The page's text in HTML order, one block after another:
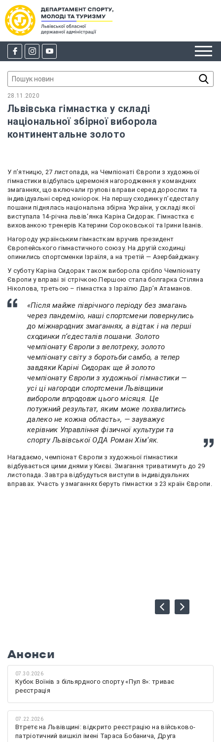
28.11.2020
Львівська гімнастка у складі
національної збірної виборола
континентальне золото
У п’ятницю, 27 листопада, на Чемпіонаті Європи з художньої
гімнастики відбулась церемонія нагородження у командних
змаганнях, що включали групові вправи серед дорослих та
індивідуальні серед юніорок. На першу сходинку п’єдесталу
пошани піднялась національна збірна України, у складі якої
виступала 14-річна львів‘янка Каріна Сидорак. Гімнастка є
вихованкою тренерів Катерини Сороковської та Ірини Іванів.
Нагороду українським гімнасткам вручив президент
Європейського гімнастичного союзу. На другій сходинці
опинились спортсменки Ізраїля, а на третій — Азербайджану.
У суботу Каріна Сидорак також виборола срібло Чемпіонату
Європи у вправі зі стрічкою.Першою стала болгарка Стіляна
Ніколова, третьою – гімнастка з Ізраїлю Дар’я Атаманов.
«Після майже піврічного періоду без змагань
через пандемію, наші спортсмени повернулись
до міжнародних змаганнях, а відтак і на перші
сходинки п‘єдесталів пошани. Золото
чемпіонату Європи з велотреку, золото
чемпіонату світу з боротьби самбо, а тепер
завдяки Каріні Сидорак ще й золото
чемпіонату Європи з художньої гімнастики —
усі ці нагороди спортсмени Львівщини
вибороли впродовж цього місяця. Це
потужний результат, яким може похвалитись
далеко не кожна область», — зауважує
керівник Управління фізичної культури та
спорту Львівської ОДА Роман Хім‘як.
Нагадаємо, чемпіонат Європи з художньої гімнастики
відбувається цими днями у Києві. Змагання триватимуть до 29
листопада. Завтра відбудуться виступи в індивідуальних
вправах. Участь у змаганнях беруть гімнастки з 23 країн Європи.
Анонси
07.30.2026
Кубок Воїнів з більярдного спорту «Пул 8»: триває
реєстрація
07.22.2026
Втретє на Львівщині: відкрито реєстрацію на військово-
патріотичний вишкіл імені Тараса Бобанича, Друга